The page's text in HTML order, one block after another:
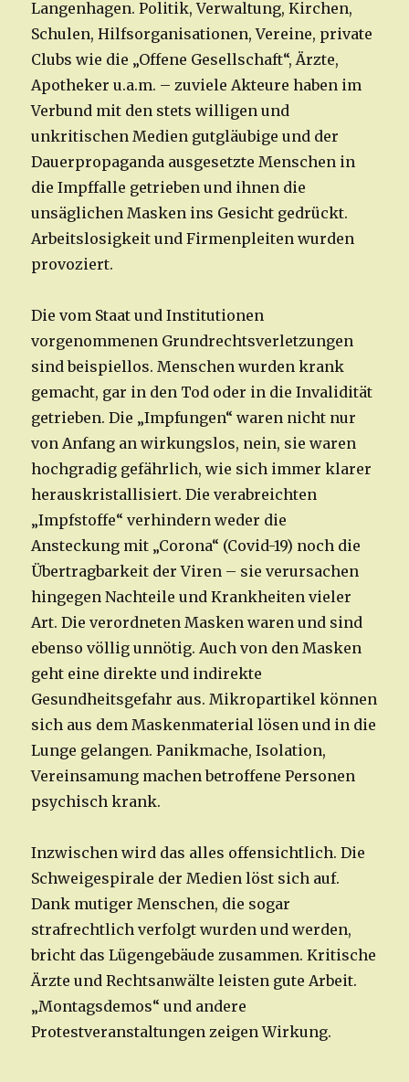
Langenhagen. Politik, Verwaltung, Kirchen,
Schulen, Hilfsorganisationen, Vereine, private
Clubs wie die „Offene Gesellschaft“, Ärzte,
Apotheker u.a.m. – zuviele Akteure haben im
Verbund mit den stets willigen und
unkritischen Medien gutgläubige und der
Dauerpropaganda ausgesetzte Menschen in
die Impffalle getrieben und ihnen die
unsäglichen Masken ins Gesicht gedrückt.
Arbeitslosigkeit und Firmenpleiten wurden
provoziert.
Die vom Staat und Institutionen
vorgenommenen Grundrechtsverletzungen
sind beispiellos. Menschen wurden krank
gemacht, gar in den Tod oder in die Invalidität
getrieben. Die „Impfungen“ waren nicht nur
von Anfang an wirkungslos, nein, sie waren
hochgradig gefährlich, wie sich immer klarer
herauskristallisiert. Die verabreichten
„Impfstoffe“ verhindern weder die
Ansteckung mit „Corona“ (Covid-19) noch die
Übertragbarkeit der Viren – sie verursachen
hingegen Nachteile und Krankheiten vieler
Art. Die verordneten Masken waren und sind
ebenso völlig unnötig. Auch von den Masken
geht eine direkte und indirekte
Gesundheitsgefahr aus. Mikropartikel können
sich aus dem Maskenmaterial lösen und in die
Lunge gelangen. Panikmache, Isolation,
Vereinsamung machen betroffene Personen
psychisch krank.
Inzwischen wird das alles offensichtlich. Die
Schweigespirale der Medien löst sich auf.
Dank mutiger Menschen, die sogar
strafrechtlich verfolgt wurden und werden,
bricht das Lügengebäude zusammen. Kritische
Ärzte und Rechtsanwälte leisten gute Arbeit.
„Montagsdemos“ und andere
Protestveranstaltungen zeigen Wirkung.